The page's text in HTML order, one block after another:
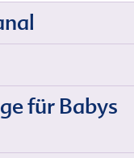
für Babys